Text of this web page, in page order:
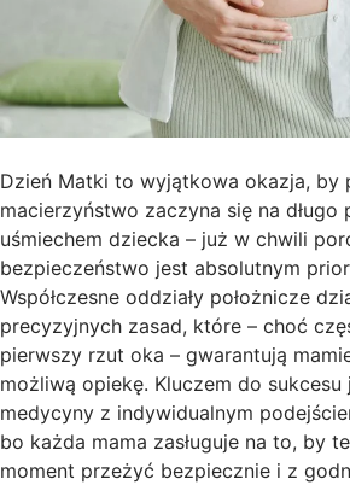
Dzień Matki to wyjątkowa okazja, by
macierzyństwo zaczyna się na długo
uśmiechem dziecka – już w chwili
bezpieczeństwo jest absolutnym
Współczesne oddziały położnicze
precyzyjnych zasad, które – choć
pierwszy rzut oka – gwarantują
możliwą opiekę. Kluczem do sukcesu
medycyny z indywidualnym
bo każda mama zasługuje na to, by
moment przeżyć bezpiecznie i z